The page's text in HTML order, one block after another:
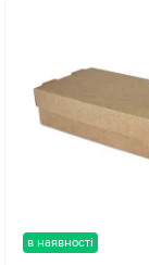
в наявності